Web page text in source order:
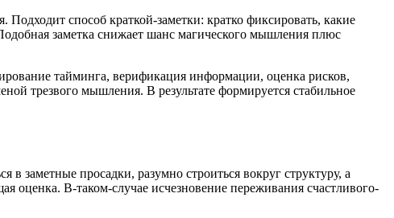
способ краткой-заметки: кратко фиксировать, какие
заметка снижает шанс магического мышления плюс
тайминга, верификация информации, оценка рисков,
трезвого мышления. В результате формируется стабильное
заметные просадки, разумно строиться вокруг структуру, а
В-таком-случае исчезновение переживания счастливого-